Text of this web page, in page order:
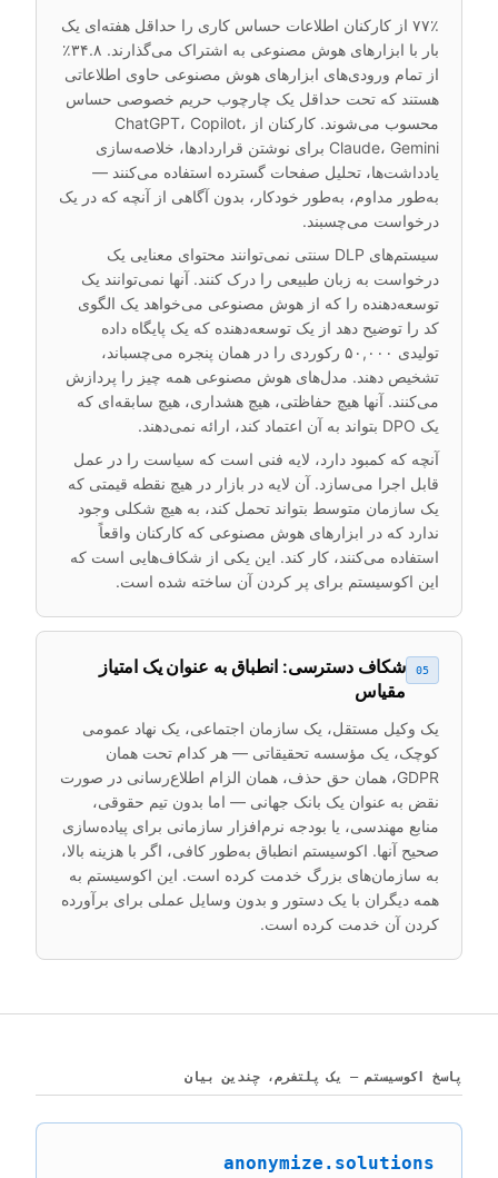
۷۷٪ از کارکنان اطلاعات حساس کاری را حداقل هفته‌ای یک
بار با ابزارهای هوش مصنوعی به اشتراک می‌گذارند. ۳۴.۸٪
از تمام ورودی‌های ابزارهای هوش مصنوعی حاوی اطلاعاتی
هستند که تحت حداقل یک چارچوب حریم خصوصی حساس
محسوب می‌شوند. کارکنان از ChatGPT، Copilot،
Claude، Gemini برای نوشتن قراردادها، خلاصه‌سازی
یادداشت‌ها، تحلیل صفحات گسترده استفاده می‌کنند —
به‌طور مداوم، به‌طور خودکار، بدون آگاهی از آنچه که در یک
درخواست می‌چسبند.
سیستم‌های DLP سنتی نمی‌توانند محتوای معنایی یک
درخواست به زبان طبیعی را درک کنند. آنها نمی‌توانند یک
توسعه‌دهنده را که از هوش مصنوعی می‌خواهد یک الگوی
کد را توضیح دهد از یک توسعه‌دهنده که یک پایگاه داده
تولیدی ۵۰,۰۰۰ رکوردی را در همان پنجره می‌چسباند،
تشخیص دهند. مدل‌های هوش مصنوعی همه چیز را پردازش
می‌کنند. آنها هیچ حفاظتی، هیچ هشداری، هیچ سابقه‌ای که
یک DPO بتواند به آن اعتماد کند، ارائه نمی‌دهند.
آنچه که کمبود دارد، لایه فنی است که سیاست را در عمل
قابل اجرا می‌سازد. آن لایه در بازار در هیچ نقطه قیمتی که
یک سازمان متوسط بتواند تحمل کند، به هیچ شکلی وجود
ندارد که در ابزارهای هوش مصنوعی که کارکنان واقعاً
استفاده می‌کنند، کار کند. این یکی از شکاف‌هایی است که
این اکوسیستم برای پر کردن آن ساخته شده است.
05
شکاف دسترسی: انطباق به عنوان یک امتیاز
مقیاس
یک وکیل مستقل، یک سازمان اجتماعی، یک نهاد عمومی
کوچک، یک مؤسسه تحقیقاتی — هر کدام تحت همان
GDPR، همان حق حذف، همان الزام اطلاع‌رسانی در صورت
نقض به عنوان یک بانک جهانی — اما بدون تیم حقوقی،
منابع مهندسی، یا بودجه نرم‌افزار سازمانی برای پیاده‌سازی
صحیح آنها. اکوسیستم انطباق به‌طور کافی، اگر با هزینه بالا،
به سازمان‌های بزرگ خدمت کرده است. این اکوسیستم به
همه دیگران با یک دستور و بدون وسایل عملی برای برآورده
کردن آن خدمت کرده است.
پاسخ اکوسیستم — یک پلتفرم، چندین بیان
anonymize.solutions